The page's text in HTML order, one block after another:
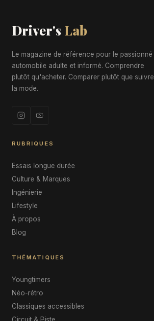
Driver's Lab
Le magazine de référence pour le passionné
automobile adulte et informé. Comprendre
plutôt qu'acheter. Comparer plutôt que suivre
la mode.
RUBRIQUES
Essais longue durée
Culture & Marques
Ingénierie
Lifestyle
À propos
Blog
THÉMATIQUES
Youngtimers
Néo-rétro
Classiques accessibles